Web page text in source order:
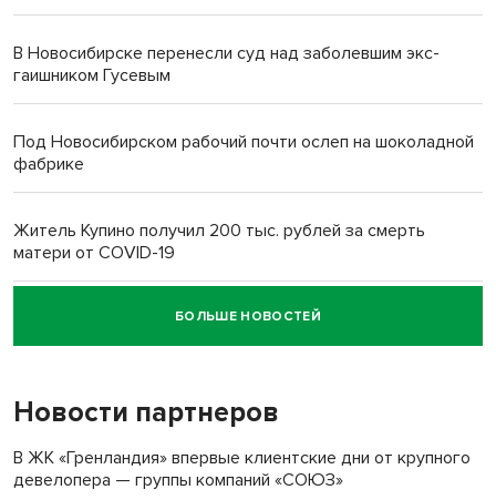
В Новосибирске перенесли суд над заболевшим экс-
гаишником Гусевым
Под Новосибирском рабочий почти ослеп на шоколадной
фабрике
Житель Купино получил 200 тыс. рублей за смерть
матери от COVID-19
Новосибирский суд наказал водителя за смерть
пенсионерки на вокзале
«Мы живём на пастбище!»: в новосибирском селе лошади
терроризируют жителей
БОЛЬШЕ НОВОСТЕЙ
Новости партнеров
В ЖК «Гренландия» впервые клиентские дни от крупного
девелопера — группы компаний «СОЮЗ»